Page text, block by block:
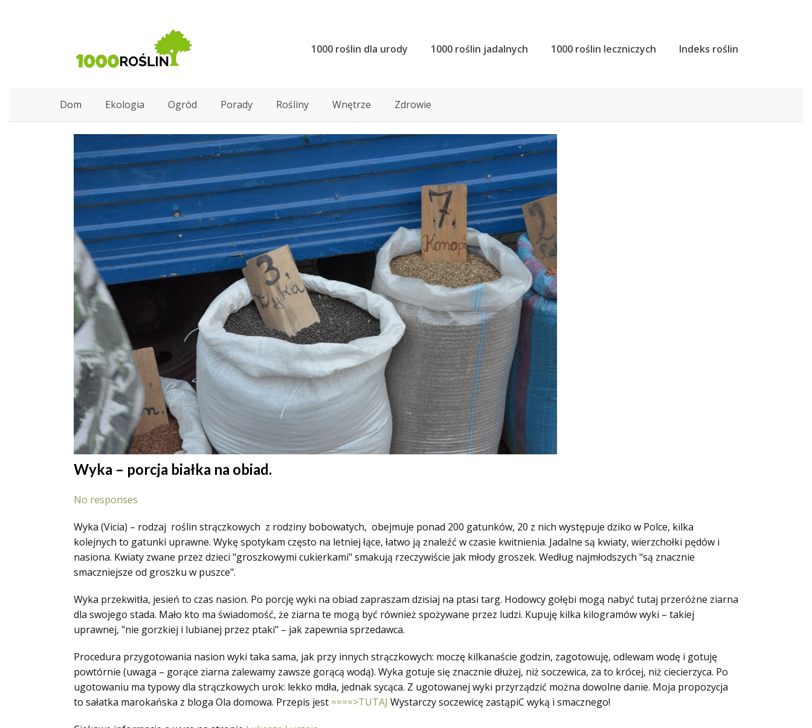
1000 roślin dla urody 1000 roślin jadalnych 1000 roślin leczniczych Indeks roślin
Dom Ekologia Ogród Porady Rośliny Wnętrze Zdrowie
Wyka – porcja białka na obiad.
No responses
Wyka (Vicia) – rodzaj roślin strączkowych z rodziny bobowatych, obejmuje ponad 200 gatunków, 20 z nich występuje dziko w Polce, kilka
kolejnych to gatunki uprawne. Wykę spotykam często na letniej łące, łatwo ją znaleźć w czasie kwitnienia. Jadalne są kwiaty, wierzchołki pędów i
nasiona. Kwiaty zwane przez dzieci "groszkowymi cukierkami" smakują rzeczywiście jak młody groszek. Według najmłodszych "są znacznie
smaczniejsze od groszku w puszce".
Wyka przekwitła, jesień to czas nasion. Po porcję wyki na obiad zapraszam dzisiaj na ptasi targ. Hodowcy gołębi mogą nabyć tutaj przeróżne ziarna
dla swojego stada. Mało kto ma świadomość, że ziarna te mogą być również spożywane przez ludzi. Kupuję kilka kilogramów wyki – takiej
uprawnej, "nie gorzkiej i lubianej przez ptaki" – jak zapewnia sprzedawca.
Procedura przygotowania nasion wyki taka sama, jak przy innych strączkowych: moczę kilkanaście godzin, zagotowuję, odlewam wodę i gotuję
powtórnie (uwaga – gorące ziarna zalewamy zawsze gorącą wodą). Wyka gotuje się znacznie dłużej, niż soczewica, za to krócej, niż ciecierzyca. Po
ugotowaniu ma typowy dla strączkowych urok: lekko mdła, jednak sycąca. Z ugotowanej wyki przyrządzić można dowolne danie. Moja propozycja
to sałatka marokańska z bloga Ola domowa. Przepis jest ====>TUTAJ Wystarczy soczewicę zastąpiC wyką i smacznego!